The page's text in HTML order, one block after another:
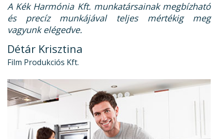
A Kék Harmónia Kft. munkatársainak megbízható
és precíz munkájával teljes mértékig meg
vagyunk elégedve.
Détár Krisztina
Film Produkciós Kft.